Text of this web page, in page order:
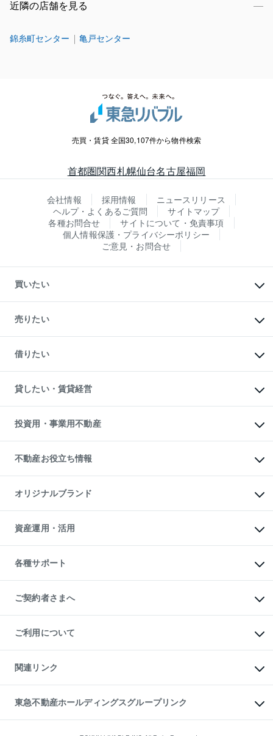
近隣の店舗を見る
錦糸町センター 亀戸センター
売買・賃貸 全国30,107件から物件検索
首都圏関西札幌仙台名古屋福岡
会社情報 採用情報
ニュースリリース
ヘルプ・よくあるご質問
サイトマップ
各種お問合せ
サイトについて・免責事項
個人情報保護・プライバシーポリシー
ご意見・お問合せ
買いたい
新築・分譲マンションの購入
中古マンションの購入
一戸建ての購入
中古一戸建ての購入
不動産購入の流れ
注目キーワード物件特集
購入ガイド
English 繁体中文簡体中文
売りたい
一戸建ての売却・査定
土地の売却・査定
スピードAI査定
不動産査定について
不動産売却の流れ
不動産買換えの流れ
売却ガイド
借りたい
オフィス・店舗の賃貸
借りるときの流れ
借りるガイド
貸したい・賃貸経営
マンション賃料データ
賃貸管理プラン
リロケーションについて
貸すガイド
投資用・事業用不動産
事業用不動産
マンション投資
投資用マンション
アパート経営
収益物件
ビル購入（ビル一棟）
投資用不動産の売却査定
事業用不動産の売却査定
不動産お役立ち情報
マンションライブラリー
人気マンションランキング
暮らしに役立つ不動産メディア
不動産相場・不動産価格情報
不動産コラム・ニュース
不動産用語集
不動産なんでもネット相談室
住まいの税金
オリジナルブランド
一棟リノベーションマンション
L`GENTE（ルジェンテ）
区分リノベーションマンション
投資用一棟レジデンスWELL
不動産小口投資
LEGACIA（レガシア）
資産運用・活用
不動産M&A
アセットマネジメント・出資
各種サポート
相続サポート
リフォームサポート
ご契約者さまへ
ご紹介・再契約特典
入居者様専用-各種ご案内（賃貸）
東急こすもす会「こすもすWeb」
ご利用について
金融商品取引について
東急リバブル ソーシャルメディアポリシー
ご意見・お問い合わせ（金融商品取引専用の相談・お問い合わせ窓口）
ダイレクトメール（郵送物）・Eメールなどの送付停止について
関連リンク
これからご結婚される方に東急百貨店のブライダルクラブ
人材サービスのご用命は 東急リバブルスタッフ株式会社まで
東北の逸品を贈ります 東北すぐれものセレクション
東急不動産ホールディングスグループリンク
東急コミュニティー